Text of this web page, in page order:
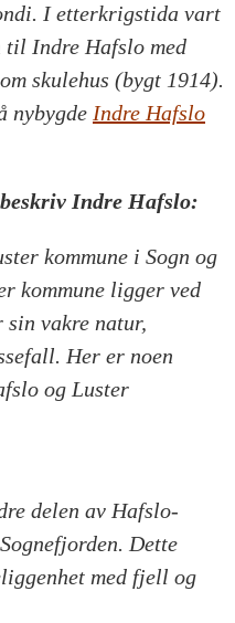
I etterkrigstida vart
til Indre Hafslo med
skulehus (bygt 1914).
nybygde Indre Hafslo
Indre Hafslo:
kommune i Sogn og
kommune ligger ved
sin vakre natur,
Her er noen
og Luster
delen av Hafslo-
Dette
med fjell og